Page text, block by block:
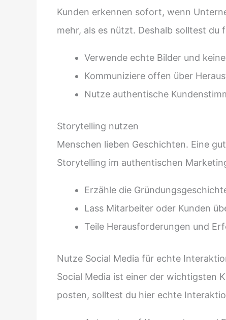
Kunden erkennen sofort, wenn
mehr, als es nützt. Deshalb solltest du
Verwende echte Bilder und
Kommuniziere offen über
Nutze authentische
Storytelling nutzen
Menschen lieben Geschichten. Eine
Storytelling im authentischen
Erzähle die
Lass Mitarbeiter oder Kunden
Teile Herausforderungen und
Nutze Social Media für echte
Social Media ist einer der wichtigsten
posten, solltest du hier echte